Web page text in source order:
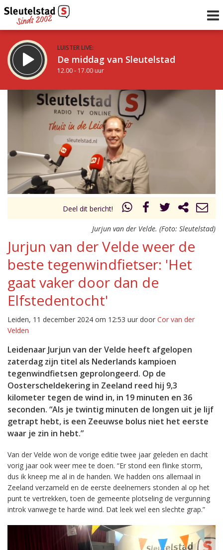
LUISTER LIVE:
De middag van Sleutelstad
12.00 - 17.00 uur
Sleutelstad 30
uur 1 van 0
Deel dit bericht!
Jurjun van der Velde. (Foto: Sleutelstad)
Jurjun van der Velde weer de
beste tegenwindfietser: 'Het
gaat vaker door dan de
Elfstedentocht'
Leiden, 11 december 2024 om 12:53 uur door Cor van der
Velden
Leidenaar Jurjun van der Velde heeft afgelopen
zaterdag zijn titel als Nederlands kampioen
tegenwindfietsen geprolongeerd. Op de
Oosterscheldekering in Zeeland reed hij 9,3
kilometer tegen de wind in, in 19 minuten en 36
seconden. “Als je twintig minuten de longen uit je lijf
getrapt hebt, is een Zeeuwse bolus niet het eerste
waar je zin in hebt.”
Van der Velde won de vorige editie twee jaar geleden en dacht
vorig jaar ook weer mee te doen. “Er stond een flinke storm,
dus ik kneep me al in de handen. We hadden ons allemaal in
Zeeland verzameld en de eerste deelnemers stonden al op het
punt te vertrekken, toen de gemeente plotseling de vergunning
introk vanwege te harde wind. Dat leek wel een slechte grap.”